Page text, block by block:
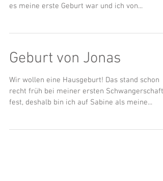
es meine erste Geburt war und ich von...
Geburt von Jonas
Wir wollen eine Hausgeburt! Das stand schon
recht früh bei meiner ersten Schwangerschaft
fest, deshalb bin ich auf Sabine als meine...